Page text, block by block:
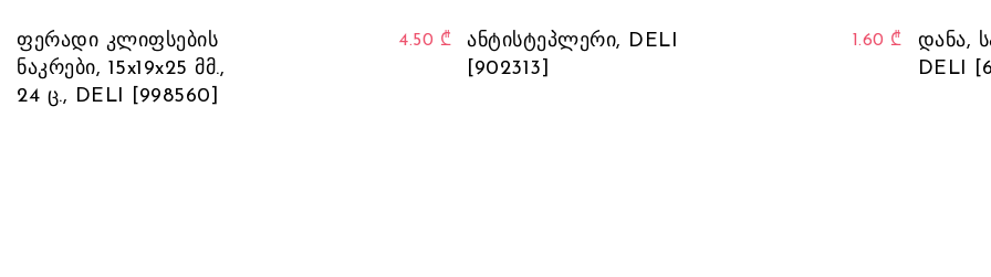
ფერადი კლიფსების
ნაკრები, 15x19x25 მმ.,
24 ც., DELI [998560]
4.50 ₾
ანტისტეპლერი, DELI
[902313]
1.60 ₾
This product has multiple
დანა,
DELI